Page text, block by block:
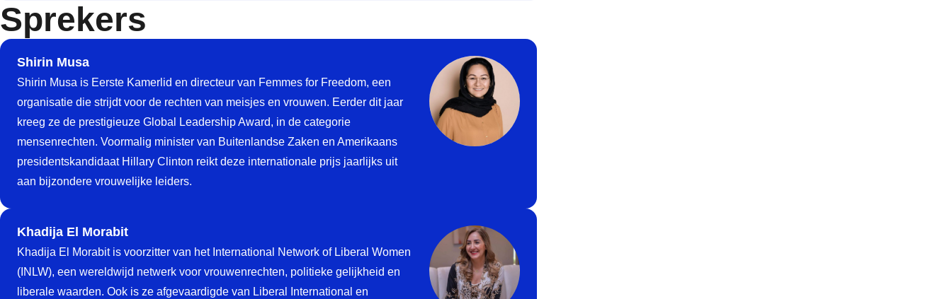
Sprekers
Shirin Musa
Shirin Musa is Eerste Kamerlid en directeur van Femmes for Freedom, een
organisatie die strijdt voor de rechten van meisjes en vrouwen. Eerder dit jaar
kreeg ze de prestigieuze Global Leadership Award, in de categorie
mensenrechten. Voormalig minister van Buitenlandse Zaken en Amerikaans
presidentskandidaat Hillary Clinton reikt deze internationale prijs jaarlijks uit
aan bijzondere vrouwelijke leiders.
Khadija El Morabit
Khadija El Morabit is voorzitter van het International Network of Liberal Women
(INLW), een wereldwijd netwerk voor vrouwenrechten, politieke gelijkheid en
liberale waarden. Ook is ze afgevaardigde van Liberal International en